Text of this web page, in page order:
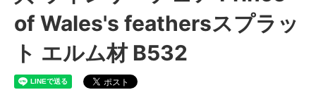
of Wales's feathersスプラッ
ト エルム材 B532